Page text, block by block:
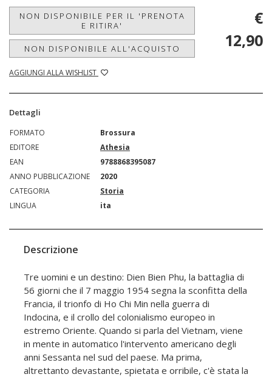
NON DISPONIBILE PER IL 'PRENOTA
E RITIRA'
NON DISPONIBILE ALL'ACQUISTO
AGGIUNGI ALLA WISHLIST
€
12,90
Dettagli
FORMATO
Brossura
EDITORE
Athesia
EAN
9788868395087
ANNO PUBBLICAZIONE
2020
CATEGORIA
Storia
LINGUA
ita
Descrizione
Tre uomini e un destino: Dien Bien Phu, la battaglia di
56 giorni che il 7 maggio 1954 segna la sconfitta della
Francia, il trionfo di Ho Chi Min nella guerra di
Indocina, e il crollo del colonialismo europeo in
estremo Oriente. Quando si parla del Vietnam, viene
in mente in automatico l'intervento americano degli
anni Sessanta nel sud del paese. Ma prima,
altrettanto devastante, spietata e orribile, c'è stata la